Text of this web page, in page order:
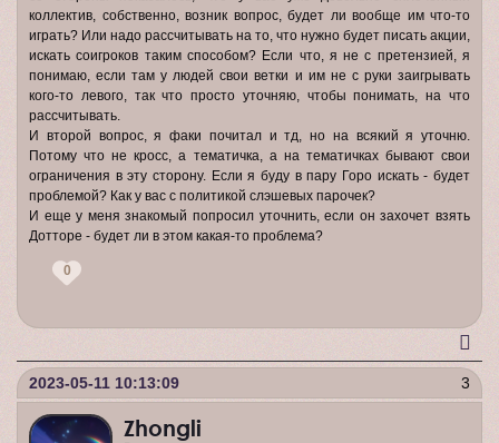
коллектив, собственно, возник вопрос, будет ли вообще им что-то
играть? Или надо рассчитывать на то, что нужно будет писать акции,
искать соигроков таким способом? Если что, я не с претензией, я
понимаю, если там у людей свои ветки и им не с руки заигрывать
кого-то левого, так что просто уточняю, чтобы понимать, на что
рассчитывать.
И второй вопрос, я факи почитал и тд, но на всякий я уточню.
Потому что не кросс, а тематичка, а на тематичках бывают свои
ограничения в эту сторону. Если я буду в пару Горо искать - будет
проблемой? Как у вас с политикой слэшевых парочек?
И еще у меня знакомый попросил уточнить, если он захочет взять
Дотторе - будет ли в этом какая-то проблема?
0
3
2023-05-11 10:13:09
Zhongli